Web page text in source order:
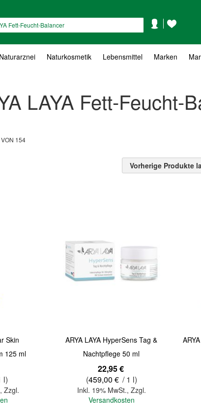
KontoWunschzettel
Naturarznei Naturkosmetik Lebensmittel Marken
LAYA Fett-Feucht-
VON 154
Vorherige Produkte
Skin
125 ml
l)
, Zzgl.
ARYA LAYA HyperSens Tag &
Nachtpflege 50 ml
22,95 €
(459,00 € / 1 l)
Inkl. 19% MwSt., Zzgl.
Versandkosten